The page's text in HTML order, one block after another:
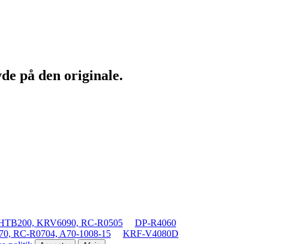
på den originale.
KRV6090, RC-R0505
DP-R4060
RC-R0704, A70-1008-15
KRF-V4080D